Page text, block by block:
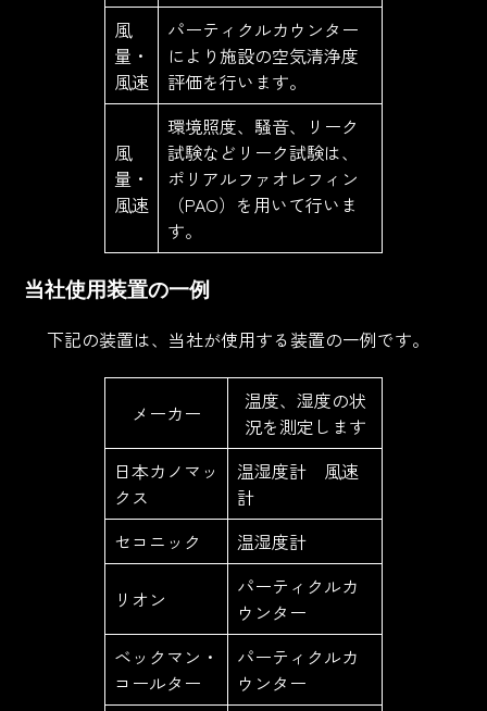
風
量・
風速
パーティクルカウンター
により施設の空気清浄度
評価を行います。
風
量・
風速
環境照度、騒音、リーク
試験などリーク試験は、
ポリアルファオレフィン
（PAO）を用いて行いま
す。
当社使用装置の一例
下記の装置は、当社が使用する装置の一例です。
メーカー
温度、湿度の状
況を測定します
日本カノマッ
クス
温湿度計 風速
計
セコニック
温湿度計
リオン
パーティクルカ
ウンター
ベックマン・
コールター
パーティクルカ
ウンター